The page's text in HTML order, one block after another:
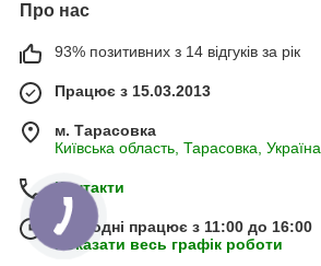
Про нас
93% позитивних з 14 відгуків за рік
Працює з 15.03.2013
м. Тарасовка
Київська область, Тарасовка, Україна
Контакти
Сьогодні працює з 11:00 до 16:00
Показати весь графік роботи